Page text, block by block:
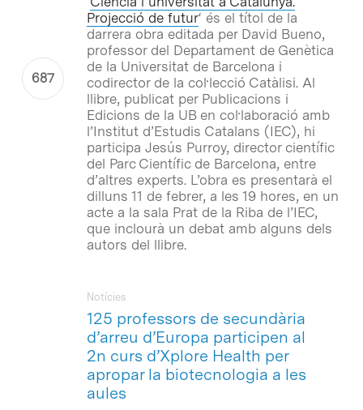
Projecció de futur‘ és el títol de la
darrera obra editada per David Bueno,
professor del Departament de Genètica
de la Universitat de Barcelona i
codirector de la col·lecció Catàlisi. Al
llibre, publicat per Publicacions i
Edicions de la UB en col·laboració amb
l’Institut d’Estudis Catalans (IEC), hi
participa Jesús Purroy, director científic
del Parc Científic de Barcelona, entre
d’altres experts. L’obra es presentarà el
dilluns 11 de febrer, a les 19 hores, en un
acte a la sala Prat de la Riba de l’IEC,
que inclourà un debat amb alguns dels
autors del llibre.
125 professors de secundària
d’arreu d’Europa participen al
2n curs d’Xplore Health per
apropar la biotecnologia a les
aules
Notícies